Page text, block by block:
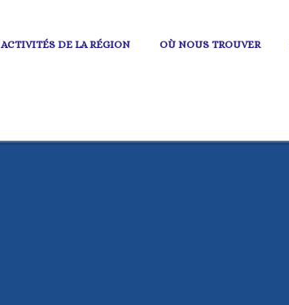
ACTIVITÉS DE LA RÉGION OÙ NOUS TROUVER